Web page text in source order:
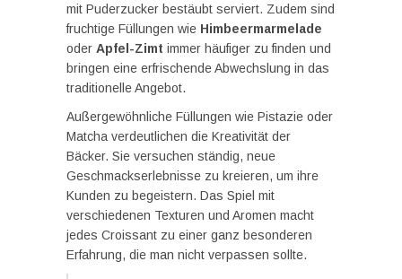
mit Puderzucker bestäubt serviert. Zudem sind
fruchtige Füllungen wie Himbeermarmelade
oder Apfel-Zimt immer häufiger zu finden und
bringen eine erfrischende Abwechslung in das
traditionelle Angebot.
Außergewöhnliche Füllungen wie Pistazie oder
Matcha verdeutlichen die Kreativität der
Bäcker. Sie versuchen ständig, neue
Geschmackserlebnisse zu kreieren, um ihre
Kunden zu begeistern. Das Spiel mit
verschiedenen Texturen und Aromen macht
jedes Croissant zu einer ganz besonderen
Erfahrung, die man nicht verpassen sollte.